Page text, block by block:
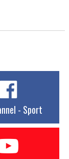
- Sport